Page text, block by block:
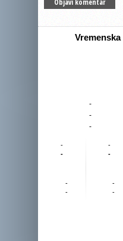
-
-
-
-
-
-
-
-
-
-
-